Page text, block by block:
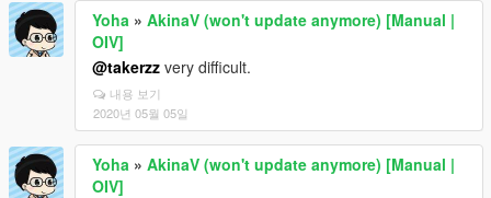
Yoha » AkinaV (won't update anymore) [Manual |
OIV]
@takerzz very difficult.
내용 보기
2020년 05월 05일
Yoha » AkinaV (won't update anymore) [Manual |
OIV]